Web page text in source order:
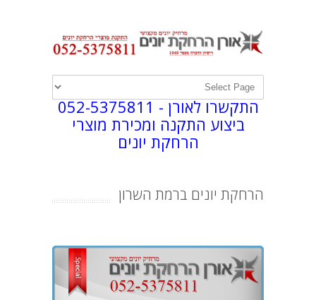
התקשרו לאורן -052-5375811
ביצוע התקנה ומכירת מוצרי
הרחקת יונים
הרחקת יונים ברמת השרון